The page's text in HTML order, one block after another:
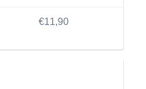
€11,90